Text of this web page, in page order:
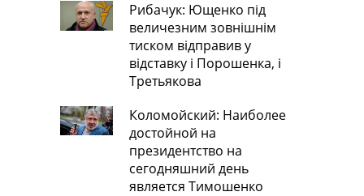
Рибачук: Ющенко під
величезним зовнішнім
тиском відправив у
відставку і Порошенка, і
Третьякова
Коломойский: Наиболее
достойной на
президентство на
сегодняшний день
является Тимошенко